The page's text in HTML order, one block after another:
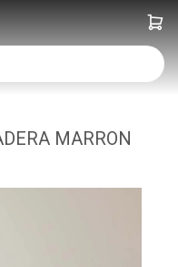
MARRON